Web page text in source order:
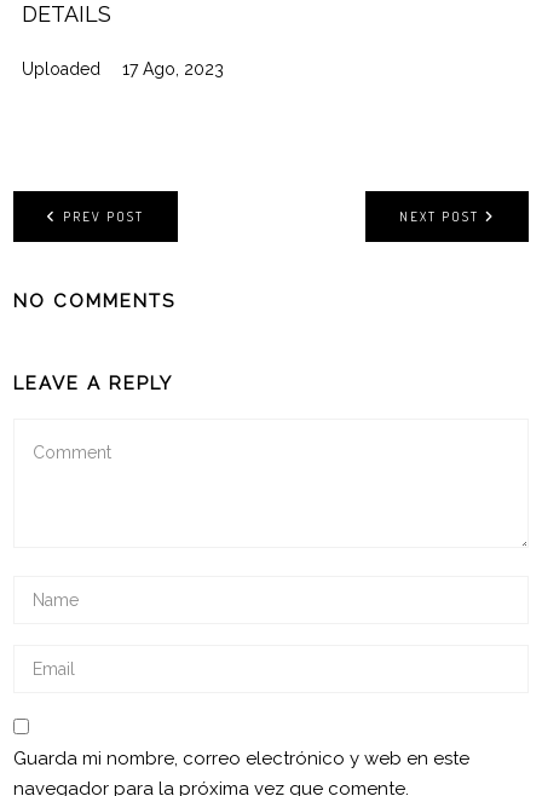
DETAILS
Uploaded 17 Ago, 2023
NEXT POST
PREV POST
NO COMMENTS
LEAVE A REPLY
Guarda mi nombre, correo electrónico y web en este
navegador para la próxima vez que comente.